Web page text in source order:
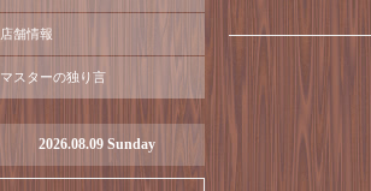
店舗情報
マスターの独り言
2026.08.09 Sunday